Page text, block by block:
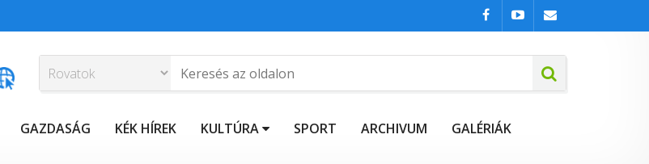
GAZDASÁG KÉK HÍREK KULTÚRA SPORT ARCHIVUM GALÉRIÁK